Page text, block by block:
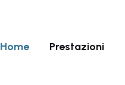
Home Prestazioni